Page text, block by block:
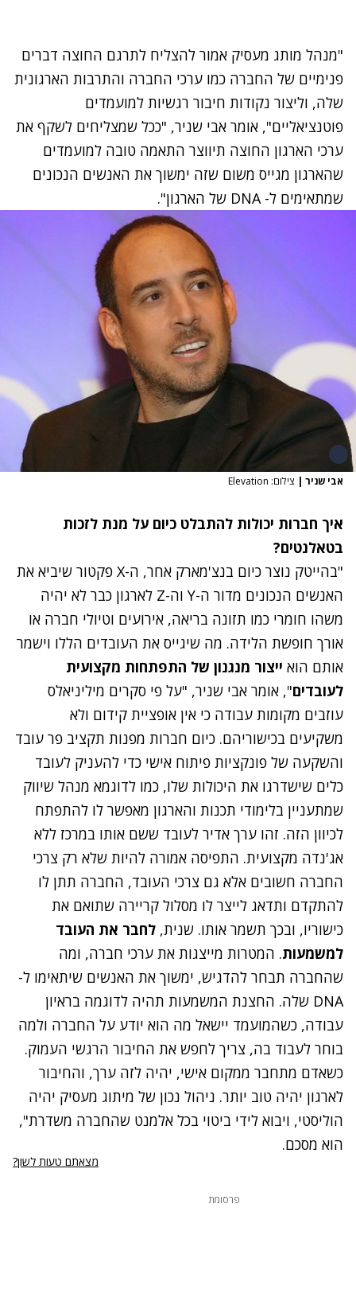
"מנהל מותג מעסיק אמור להצליח לתרגם החוצה דברים
פנימיים של החברה כמו ערכי החברה והתרבות הארגונית
שלה, וליצור נקודות חיבור רגשיות למועמדים
פוטנציאליים", אומר אבי שניר, "ככל שמצליחים לשקף את
ערכי הארגון החוצה תיווצר התאמה טובה למועמדים
שהארגון מגייס משום שזה ימשוך את האנשים הנכונים
שמתאימים ל-DNA של הארגון".
אבי שניר | צילום: Elevation
איך חברות יכולות להתבלט כיום על מנת לזכות
בטאלנטים?
"בהייטק נוצר כיום בנצ'מארק אחר, ה-X
פקטור שיביא את
האנשים הנכונים מדור ה-Y וה-Z לארגון כבר לא יהיה
משהו חומרי כמו תזונה בריאה, אירועים וטיולי חברה או
אורך חופשת הלידה. מה שיגייס את העובדים הללו וישמר
אותם הוא ייצור מנגנון של התפתחות מקצועית
לעובדים", אומר אבי שניר, "על פי סקרים מיליניאלס
עוזבים מקומות עבודה כי אין אופציית קידום ולא
משקיעים בכישוריהם. כיום חברות מפנות תקציב פר עובד
והשקעה של פונקציות פיתוח אישי כדי להעניק לעובד
כלים שישדרגו את היכולות שלו, כמו לדוגמא מנהל שיווק
שמתעניין בלימודי תכנות והארגון מאפשר לו להתפתח
לכיוון הזה. זהו ערך אדיר לעובד ששם אותו במרכז ללא
אג'נדה מקצועית. התפיסה אמורה להיות שלא רק צרכי
החברה חשובים אלא גם צרכי העובד, החברה תתן לו
להתקדם ותדאג לייצר לו מסלול קריירה שתואם את
כישוריו, ובכך תשמר אותו. שנית, לחבר את העובד
למשמעות. המטרות מייצגות את ערכי חברה, ומה
שהחברה תבחר להדגיש, ימשוך את האנשים שיתאימו ל-
DNA שלה. החצנת המשמעות תהיה לדוגמה בראיון
עבודה, כשהמועמד יישאל מה הוא יודע על החברה ולמה
בוחר לעבוד בה, צריך לחפש את החיבור הרגשי העמוק.
כשאדם מתחבר ממקום אישי, יהיה לזה ערך, והחיבור
לארגון יהיה טוב יותר. ניהול נכון של מיתוג מעסיק יהיה
הוליסטי, ויבוא לידי ביטוי בכל אלמנט שהחברה משדרת",
הוא מסכם.
מצאתם טעות לשון?
פרסומת